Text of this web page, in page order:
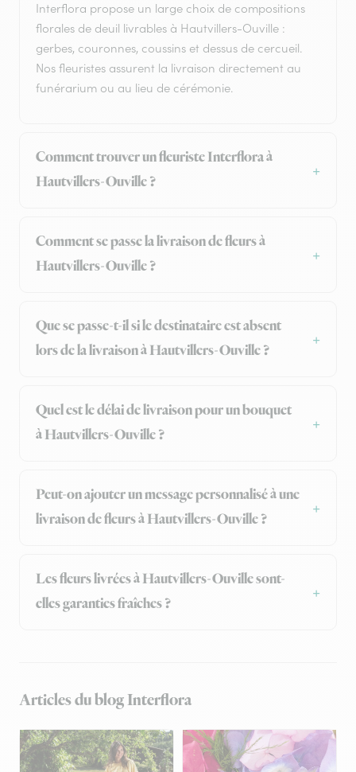
Interflora propose un large choix de compositions
florales de deuil livrables à Hautvillers-Ouville :
gerbes, couronnes, coussins et dessus de cercueil.
Nos fleuristes assurent la livraison directement au
funérarium ou au lieu de cérémonie.
Comment trouver un fleuriste Interflora à
Hautvillers-Ouville ?
Comment se passe la livraison de fleurs à
Hautvillers-Ouville ?
Que se passe-t-il si le destinataire est absent
lors de la livraison à Hautvillers-Ouville ?
Quel est le délai de livraison pour un bouquet
à Hautvillers-Ouville ?
Peut-on ajouter un message personnalisé à une
livraison de fleurs à Hautvillers-Ouville ?
Les fleurs livrées à Hautvillers-Ouville sont-
elles garanties fraîches ?
Articles du blog Interflora